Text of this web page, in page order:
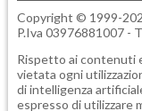
Copyright © 1999-
P.Iva 03976881007 -
Rispetto ai contenuti
vietata ogni
di intelligenza
espresso di utilizzare